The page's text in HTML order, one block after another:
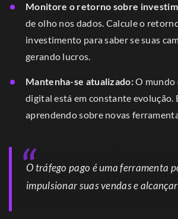
Monitore o retorno sobre
de olho nos dados. Calcule o
investimento para saber se suas
gerando lucros.
Mantenha-se atualizado:O mundo
digital está em constante evolução.
aprendendo sobre novas
O tráfego pago é uma ferramenta
impulsionar suas vendas e